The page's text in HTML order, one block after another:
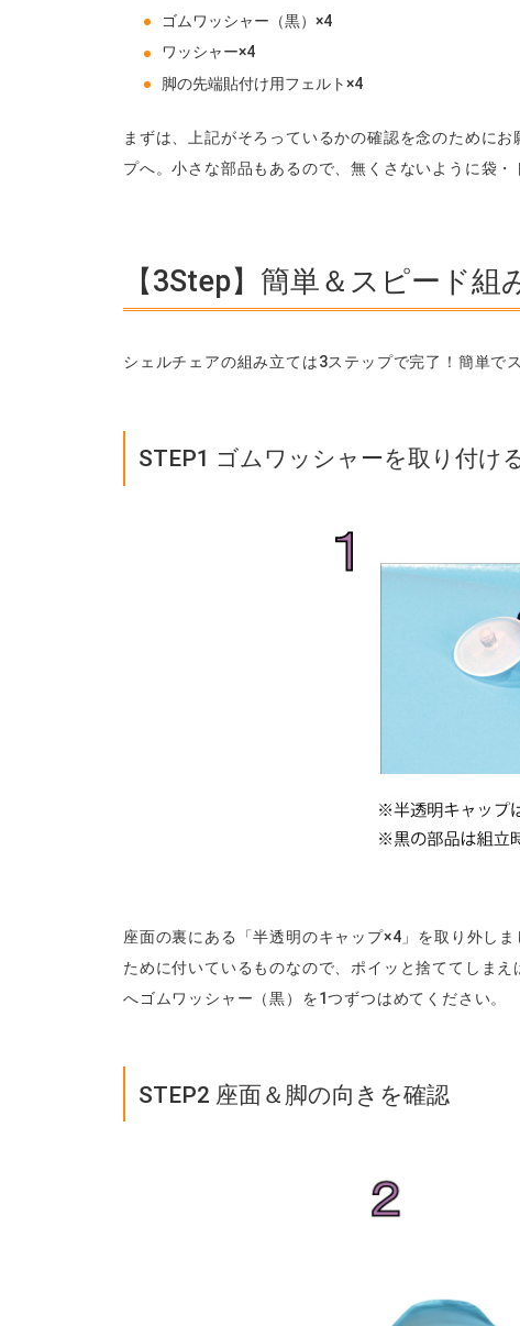
ゴムワッシャー（黒）×4
ワッシャー×4
脚の先端貼付け用フェルト×4
まずは、上記がそろっているかの確認を念のために
プへ。小さな部品もあるので、無くさないように袋・
【3Step】簡単＆スピード組
シェルチェアの組み立ては3ステップで完了！簡単で
STEP1 ゴムワッシャーを取り付け
座面の裏にある「半透明のキャップ×4」を取り外し
ために付いているものなので、ポイッと捨ててしま
へゴムワッシャー（黒）を1つずつはめてください。
STEP2 座面＆脚の向きを確認